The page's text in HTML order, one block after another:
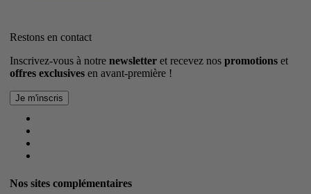
Restons en contact
Inscrivez-vous à notre newsletter et recevez nos promotions et
offres exclusives en avant-première !
Nos sites complémentaires